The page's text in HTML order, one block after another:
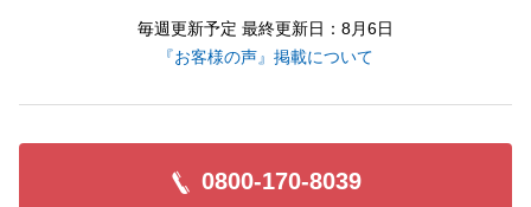
毎週更新予定 最終更新日：8月6日
『お客様の声』掲載について
0800-170-8039